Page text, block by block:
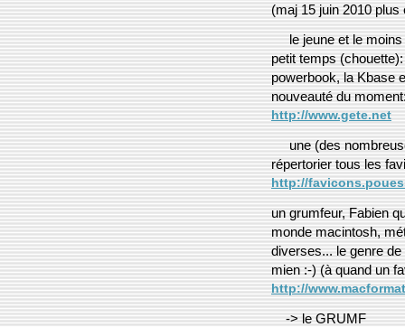
(maj 15 juin 2010 plus
le jeune et le
petit temps
powerbook, la Kbase
nouveauté du
http://www.gete.net
une (des
répertorier tous les
http://
un grumfeur, Fabien
monde macintosh,
diverses... le genre
mien :-) (à quand un
http://
-> le GRUMF